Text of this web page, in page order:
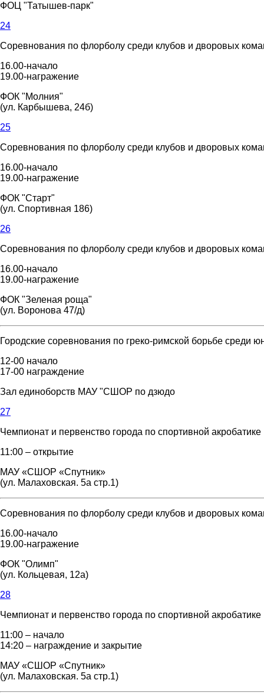
ФОЦ "Татышев-парк"
24
Соревнования по флорболу среди клубов и дворовых
16.00-начало
19.00-награжение
ФОК "Молния"
(ул. Карбышева, 24б)
25
Соревнования по флорболу среди клубов и дворовых
16.00-начало
19.00-награжение
ФОК "Старт"
(ул. Спортивная 186)
26
Соревнования по флорболу среди клубов и дворовых
16.00-начало
19.00-награжение
ФОК "Зеленая роща"
(ул. Воронова 47/д)
Городские соревнования по греко-римской борьбе среди
12-00 начало
17-00 награждение
Зал единоборств МАУ "СШОР по дзюдо
27
Чемпионат и первенство города по спортивной акробатике
11:00 – открытие
МАУ «СШОР «Спутник»
(ул. Малаховская. 5а стр.1)
Соревнования по флорболу среди клубов и дворовых
16.00-начало
19.00-награжение
ФОК "Олимп"
(ул. Кольцевая, 12а)
28
Чемпионат и первенство города по спортивной акробатике
11:00 – начало
14:20 – награждение и закрытие
МАУ «СШОР «Спутник»
(ул. Малаховская. 5а стр.1)